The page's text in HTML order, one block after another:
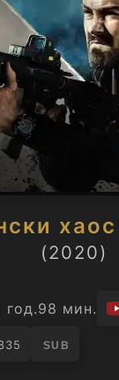
хаос
(2020)
год.98 мин.
SUB